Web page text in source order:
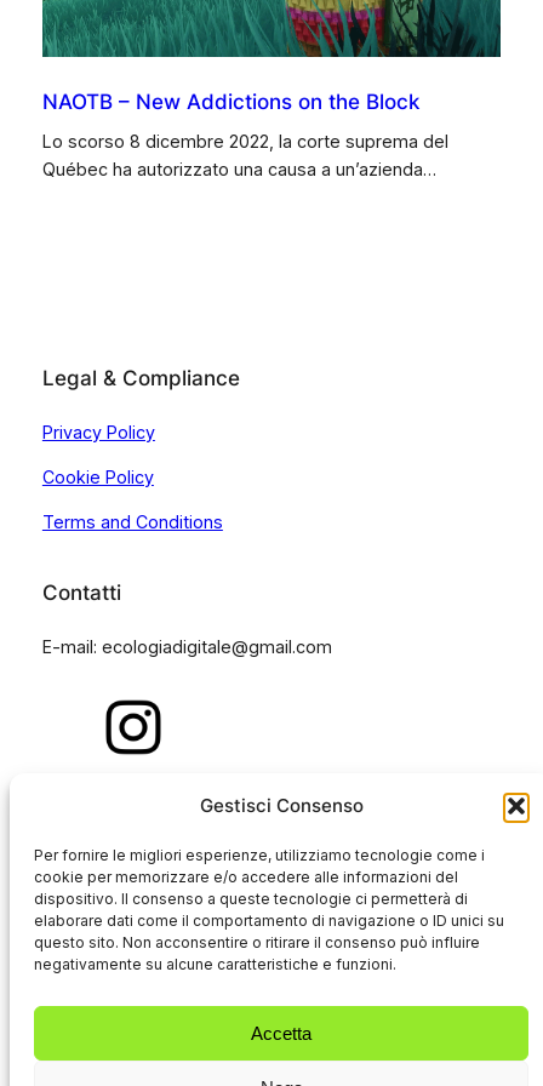
Gestisci Consenso
Per fornire le migliori esperienze, utilizziamo tecnologie come i
cookie per memorizzare e/o accedere alle informazioni del
dispositivo. Il consenso a queste tecnologie ci permetterà di
elaborare dati come il comportamento di navigazione o ID unici su
questo sito. Non acconsentire o ritirare il consenso può influire
negativamente su alcune caratteristiche e funzioni.
Accetta
NAOTB – New Addictions on the Block
Lo scorso 8 dicembre 2022, la corte suprema del
Québec ha autorizzato una causa a un’azienda…
Legal & Compliance
Privacy Policy
Cookie Policy
Terms and Conditions
Contatti
E-mail: ecologiadigitale@gmail.com
Navigazione